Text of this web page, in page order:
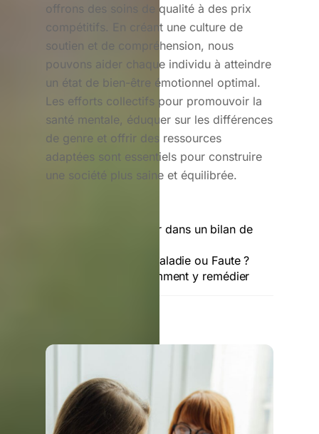
offrons des soins de qualité à des prix
compétitifs. En créant une culture de
soutien et de compréhension, nous
pouvons aider chaque individu à atteindre
un état de bien-être émotionnel optimal.
Les efforts collectifs pour promouvoir la
santé mentale, éduquer sur les différences
de genre et offrir des ressources
adaptées sont essentiels pour construire
une société plus saine et équilibrée.
Raisons d’investir dans un bilan de
L’Obésité : Maladie ou Faute ?
Comment y remédier